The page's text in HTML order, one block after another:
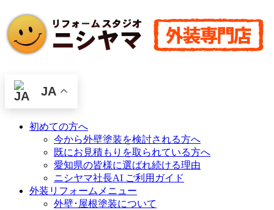
JA
初めての方へ
今から外壁塗装を検討される方へ
既にお見積もりを取られている方へ
愛知県の皆様に選ばれ続ける理由
ニシヤマ社長AI ご利用ガイド
外装リフォームメニュー
外壁･屋根塗装について